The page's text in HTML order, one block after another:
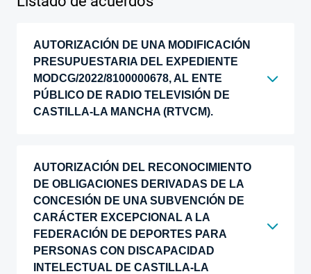
AUTORIZACIÓN DE UNA MODIFICACIÓN
PRESUPUESTARIA DEL EXPEDIENTE
MODCG/2022/8100000678, AL ENTE
PÚBLICO DE RADIO TELEVISIÓN DE
CASTILLA-LA MANCHA (RTVCM).
AUTORIZACIÓN DEL RECONOCIMIENTO
DE OBLIGACIONES DERIVADAS DE LA
CONCESIÓN DE UNA SUBVENCIÓN DE
CARÁCTER EXCEPCIONAL A LA
FEDERACIÓN DE DEPORTES PARA
PERSONAS CON DISCAPACIDAD
INTELECTUAL DE CASTILLA-LA